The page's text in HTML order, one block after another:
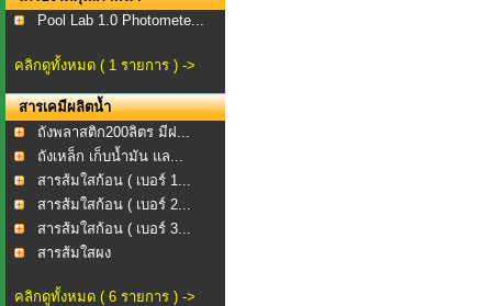
Pool Lab 1.0 Photomete...
คลิกดูทั้งหมด ( 1 รายการ ) ->
สารเคมีผลิตน้ำ
ถังพลาสติก200ลิตร​ มีฝ...
ถังเหล็ก เก็บน้ำมัน แล...
สารส้มใสก้อน ( เบอร์ 1...
สารส้มใสก้อน ( เบอร์ 2...
สารส้มใสก้อน ( เบอร์ 3...
สารส้มใสผง
คลิกดูทั้งหมด ( 6 รายการ ) ->